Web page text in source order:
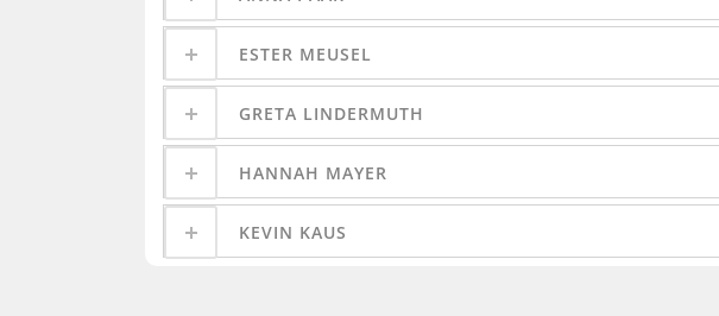
ESTER MEUSEL
GRETA LINDERMUTH
HANNAH MAYER
KEVIN KAUS